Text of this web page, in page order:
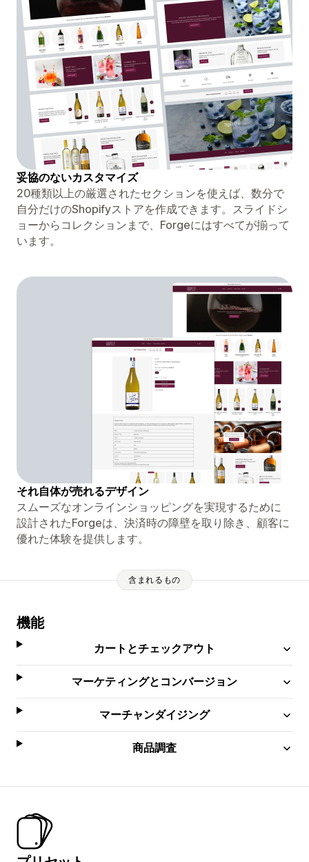
妥協のないカスタマイズ
20種類以上の厳選されたセクションを使えば、数分で
自分だけのShopifyストアを作成できます。スライドシ
ョーからコレクションまで、Forgeにはすべてが揃って
います。
それ自体が売れるデザイン
スムーズなオンラインショッピングを実現するために
設計されたForgeは、決済時の障壁を取り除き、顧客に
優れた体験を提供します。
含まれるもの
機能
カートとチェックアウト
マーケティングとコンバージョン
マーチャンダイジング
商品調査